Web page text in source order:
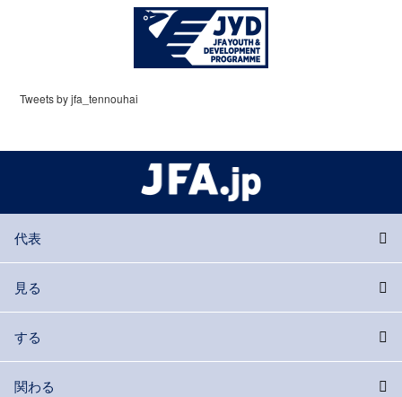
Tweets by jfa_tennouhai
代表
見る
する
関わる